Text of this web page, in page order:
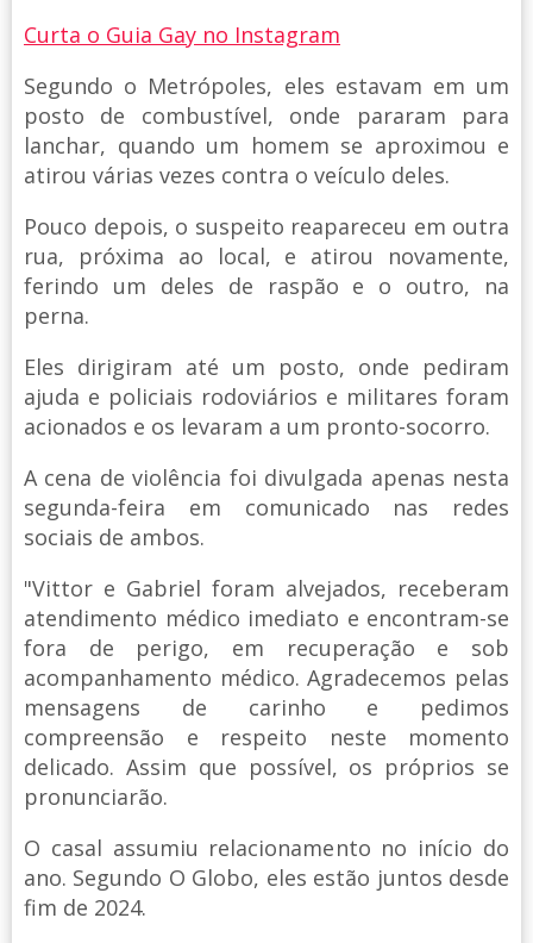
Curta o Guia Gay no Instagram
Segundo o Metrópoles, eles estavam em um
posto de combustível, onde pararam para
lanchar, quando um homem se aproximou e
atirou várias vezes contra o veículo deles.
Pouco depois, o suspeito reapareceu em outra
rua, próxima ao local, e atirou novamente,
ferindo um deles de raspão e o outro, na
perna.
Eles dirigiram até um posto, onde pediram
ajuda e policiais rodoviários e militares foram
acionados e os levaram a um pronto-socorro.
A cena de violência foi divulgada apenas nesta
segunda-feira em comunicado nas redes
sociais de ambos.
"Vittor e Gabriel foram alvejados, receberam
atendimento médico imediato e encontram-se
fora de perigo, em recuperação e sob
acompanhamento médico. Agradecemos pelas
mensagens de carinho e pedimos
compreensão e respeito neste momento
delicado. Assim que possível, os próprios se
pronunciarão.
O casal assumiu relacionamento no início do
ano. Segundo O Globo, eles estão juntos desde
fim de 2024.